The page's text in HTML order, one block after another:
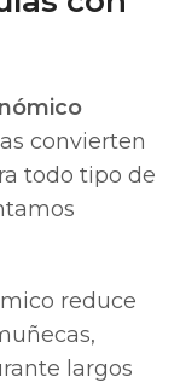
convierten
todo tipo de
reduce
largos